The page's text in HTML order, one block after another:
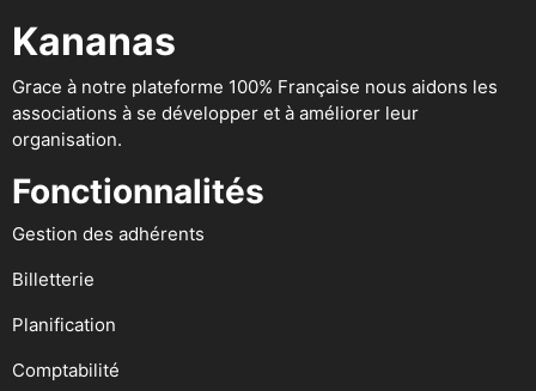
Kananas
Grace à notre plateforme 100% Française nous aidons les
associations à se développer et à améliorer leur
organisation.
Fonctionnalités
Gestion des adhérents
Billetterie
Planification
Comptabilité